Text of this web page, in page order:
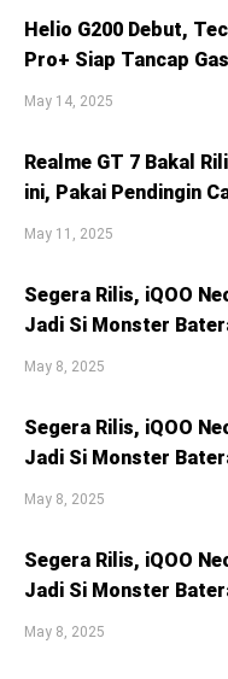
Helio G200 Debut,
Pro+ Siap Tancap Gas
May 14, 2025
Realme GT 7 Bakal
ini, Pakai Pendingin
May 11, 2025
Segera Rilis, iQOO
Jadi Si Monster
May 8, 2025
Segera Rilis, iQOO
Jadi Si Monster
May 8, 2025
Segera Rilis, iQOO
Jadi Si Monster
May 8, 2025